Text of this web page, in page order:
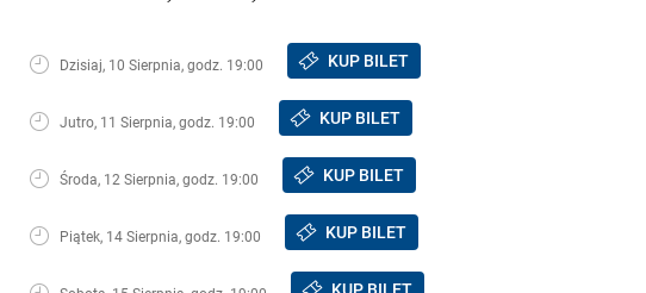
Dzisiaj, 10 Sierpnia, godz. 19:00 KUP BILET
Jutro, 11 Sierpnia, godz. 19:00 KUP BILET
Środa, 12 Sierpnia, godz. 19:00 KUP BILET
Piątek, 14 Sierpnia, godz. 19:00 KUP BILET